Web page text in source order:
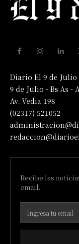
Diario El 9 de Julio
9 de Julio - Bs As -
Av. Vedia 198
(02317) 521052
Recibe las
email.